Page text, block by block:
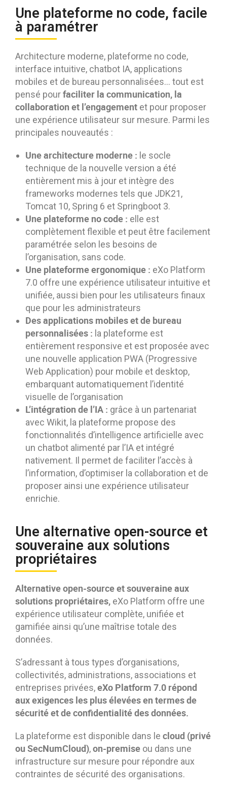
Une plateforme no code, facile
à paramétrer
Architecture moderne, plateforme no code,
interface intuitive, chatbot IA, applications
mobiles et de bureau personnalisées… tout est
pensé pourfaciliter la communication, la
collaboration et l’engagement et pour proposer
une expérience utilisateur sur mesure. Parmi les
principales nouveautés :
Une architecture moderne : le socle
technique de la nouvelle version a été
entièrement mis à jour et intègre des
frameworks modernes tels que JDK21,
Tomcat 10, Spring 6 et Springboot 3.
Une plateforme no code : elle est
complètement flexible et peut être facilement
paramétrée selon les besoins de
l’organisation, sans code.
Une plateforme ergonomique : eXo Platform
7.0 offre une expérience utilisateur intuitive et
unifiée, aussi bien pour les utilisateurs finaux
que pour les administrateurs
Des applications mobiles et de bureau
personnalisées : la plateforme est
entièrement responsive et est proposée avec
une nouvelle application PWA (Progressive
Web Application) pour mobile et desktop,
embarquant automatiquement l’identité
visuelle de l’organisation
L’intégration de l’IA : grâce à un partenariat
avec Wikit, la plateforme propose des
fonctionnalités d’intelligence artificielle avec
un chatbot alimenté par l’IA et intégré
nativement. Il permet de faciliter l’accès à
l’information, d’optimiser la collaboration et de
proposer ainsi une expérience utilisateur
enrichie.
Une alternative open-source et
souveraine aux solutions
propriétaires
Alternative open-source et souveraine aux
solutions propriétaires, eXo Platform offre une
expérience utilisateur complète, unifiée et
gamifiée ainsi qu’une maîtrise totale des
données.
S’adressant à tous types d’organisations,
collectivités, administrations, associations et
entreprises privées,eXo Platform 7.0 répond
aux exigences les plus élevées en termes de
sécurité et de confidentialité des données.
La plateforme est disponible dans le cloud (privé
ou SecNumCloud),on-premise ou dans une
infrastructure sur mesure pour répondre aux
contraintes de sécurité des organisations.